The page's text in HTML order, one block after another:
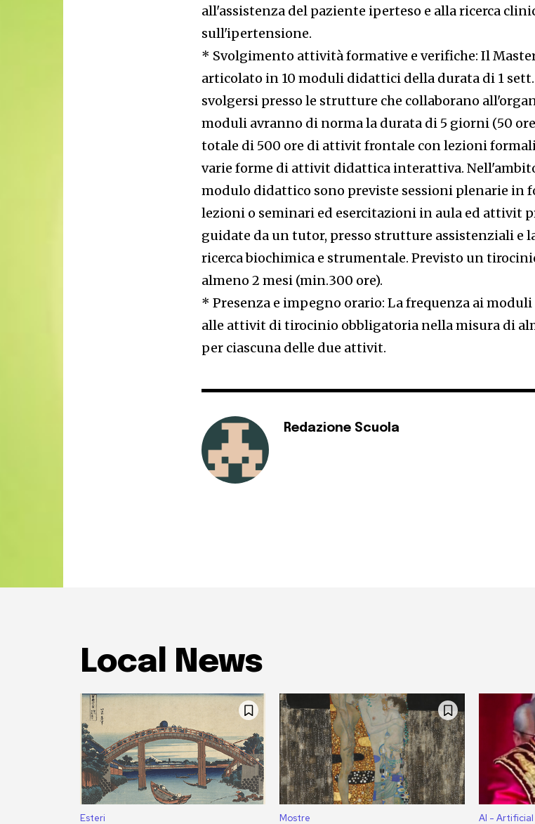
all'assistenza del paziente iperteso e alla ricerca
sull'ipertensione.
* Svolgimento attività formative e verifiche: Il
articolato in 10 moduli didattici della durata di 1
svolgersi presso le strutture che collaborano
moduli avranno di norma la durata di 5 giorni (50
totale di 500 ore di attivit frontale con lezioni
varie forme di attivit didattica interattiva.
modulo didattico sono previste sessioni plenarie in
lezioni o seminari ed esercitazioni in aula ed attivit
guidate da un tutor, presso strutture assistenziali e
ricerca biochimica e strumentale. Previsto un
almeno 2 mesi (min.300 ore).
* Presenza e impegno orario: La frequenza ai
alle attivit di tirocinio obbligatoria nella misura di
per ciascuna delle due attivit.
Redazione Scuola
Local News
Esteri Mostre AI -